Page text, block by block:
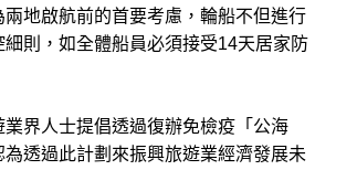
地啟航前的首要考慮，輪船不但進行
則，如全體船員必須接受14天居家防
界人士提倡透過復辦免檢疫「公海
透過此計劃來振興旅遊業經濟發展未